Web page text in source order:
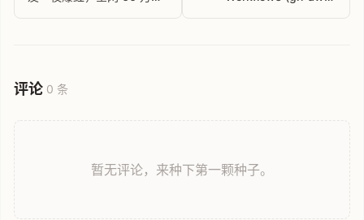
评论 0 条
暂无评论，来种下第一颗种子。